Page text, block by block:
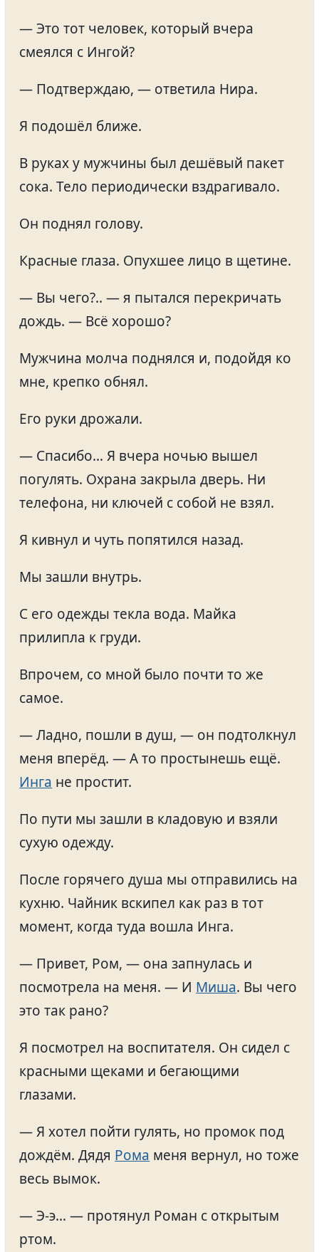
— Это тот человек, который вчера
смеялся с Ингой?
— Подтверждаю, — ответила Нира.
Я подошёл ближе.
В руках у мужчины был дешёвый пакет
сока. Тело периодически вздрагивало.
Он поднял голову.
Красные глаза. Опухшее лицо в щетине.
— Вы чего?.. — я пытался перекричать
дождь. — Всё хорошо?
Мужчина молча поднялся и, подойдя ко
мне, крепко обнял.
Его руки дрожали.
— Спасибо… Я вчера ночью вышел
погулять. Охрана закрыла дверь. Ни
телефона, ни ключей с собой не взял.
Я кивнул и чуть попятился назад.
Мы зашли внутрь.
С его одежды текла вода. Майка
прилипла к груди.
Впрочем, со мной было почти то же
самое.
— Ладно, пошли в душ, — он подтолкнул
меня вперёд. — А то простынешь ещё.
Инга не простит.
По пути мы зашли в кладовую и взяли
сухую одежду.
После горячего душа мы отправились на
кухню. Чайник вскипел как раз в тот
момент, когда туда вошла Инга.
— Привет, Ром, — она запнулась и
посмотрела на меня. — И Миша. Вы чего
это так рано?
Я посмотрел на воспитателя. Он сидел с
красными щеками и бегающими
глазами.
— Я хотел пойти гулять, но промок под
дождём. Дядя Рома меня вернул, но тоже
весь вымок.
— Э-э… — протянул Роман с открытым
ртом.